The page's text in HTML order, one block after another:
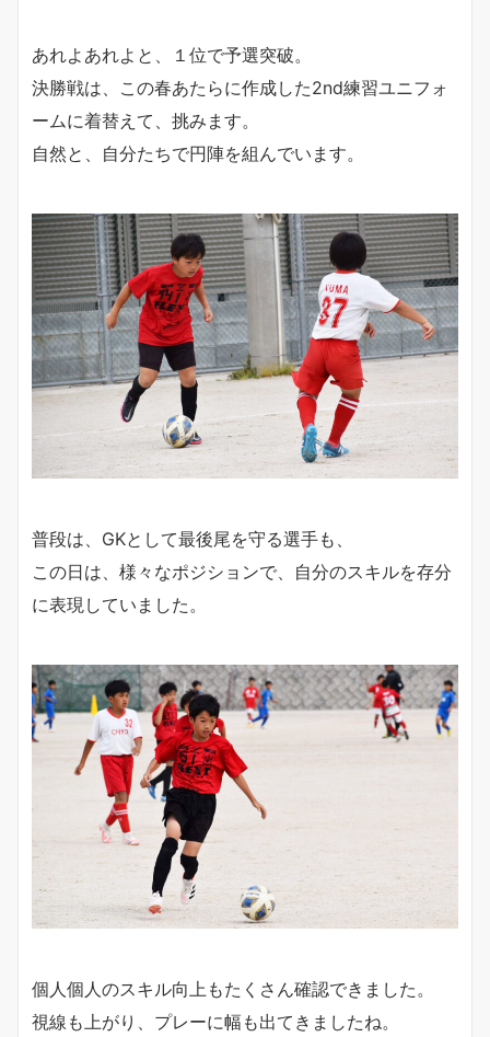
あれよあれよと、１位で予選突破。
決勝戦は、この春あたらに作成した2nd練習ユニフォ
ームに着替えて、挑みます。
自然と、自分たちで円陣を組んでいます。
普段は、GKとして最後尾を守る選手も、
この日は、様々なポジションで、自分のスキルを存分
に表現していました。
個人個人のスキル向上もたくさん確認できました。
視線も上がり、プレーに幅も出てきましたね。